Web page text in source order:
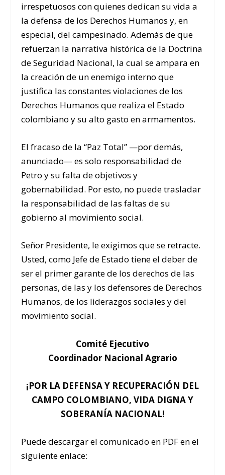
irrespetuosos con quienes dedican su vida a
la defensa de los Derechos Humanos y, en
especial, del campesinado. Además de que
refuerzan la narrativa histórica de la Doctrina
de Seguridad Nacional, la cual se ampara en
la creación de un enemigo interno que
justifica las constantes violaciones de los
Derechos Humanos que realiza el Estado
colombiano y su alto gasto en armamentos.
El fracaso de la “Paz Total” —por demás,
anunciado— es solo responsabilidad de
Petro y su falta de objetivos y
gobernabilidad. Por esto, no puede trasladar
la responsabilidad de las faltas de su
gobierno al movimiento social.
Señor Presidente, le exigimos que se retracte.
Usted, como Jefe de Estado tiene el deber de
ser el primer garante de los derechos de las
personas, de las y los defensores de Derechos
Humanos, de los liderazgos sociales y del
movimiento social.
Comité Ejecutivo
Coordinador Nacional Agrario
¡POR LA DEFENSA Y RECUPERACIÓN DEL
CAMPO COLOMBIANO, VIDA DIGNA Y
SOBERANÍA NACIONAL!
Puede descargar el comunicado en PDF en el
siguiente enlace: